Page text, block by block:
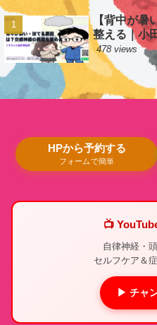
【背中が暑
整える｜小
478 views
HPから予約する
フォームで簡単
📺
自律神経・
セルフケア＆
▶ チャ